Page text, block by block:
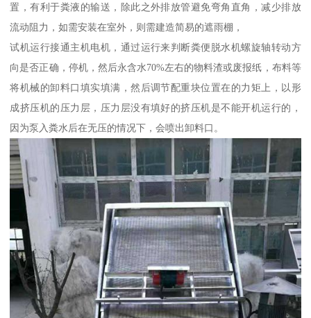
置，有利于粪液的输送，除此之外排放管避免弯角直角，减少排放
流动阻力，如需安装在室外，则需建造简易的遮雨棚，
试机运行接通主机电机，通过运行来判断粪便脱水机螺旋轴转动方
向是否正确，停机，然后永含水70%左右的物料渣或废报纸，布料等
将机械的卸料口填实填满，然后调节配重块位置在的力矩上，以形
成挤压机的压力层，压力层没有填好的挤压机是不能开机运行的，
因为泵入粪水后在无压的情况下，会喷出卸料口。